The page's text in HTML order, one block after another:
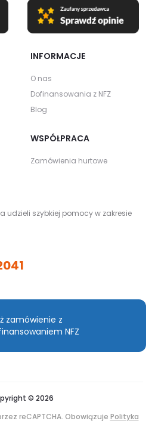
INFORMACJE
O nas
Dofinansowania z NFZ
Blog
WSPÓŁPRACA
Zamówienia hurtowe
udzieli szybkiej pomocy w zakresie
zamówienie z
NFZ
© 2026
reCAPTCHA. Obowiązuje Polityka